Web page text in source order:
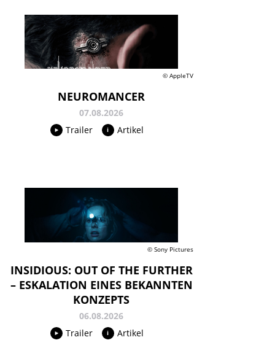
© AppleTV
NEUROMANCER
07.08.2026
Trailer
Artikel
© Sony Pictures
INSIDIOUS: OUT OF THE FURTHER
– ESKALATION EINES BEKANNTEN
KONZEPTS
06.08.2026
Trailer
Artikel